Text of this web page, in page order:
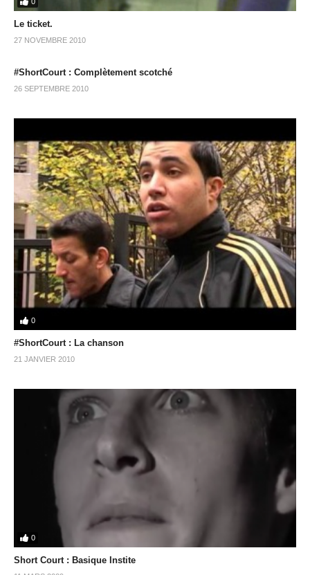
Le ticket.
27 NOVEMBRE 2010
#ShortCourt : Complètement scotché
26 SEPTEMBRE 2010
0
#ShortCourt : La chanson
21 JANVIER 2010
0
Short Court : Basique Instite